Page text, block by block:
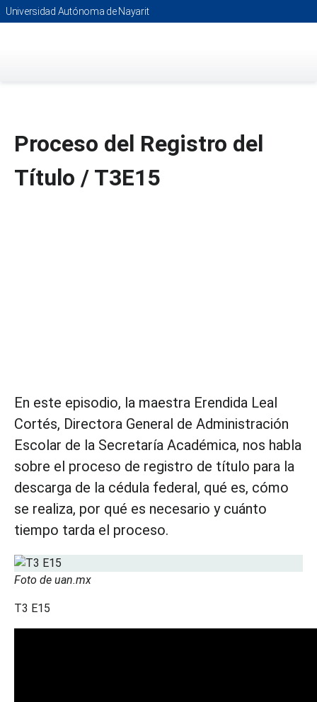
Saltar
al
Universidad Autónoma de Nayarit
Proceso del Registro del
Título / T3E15
En este episodio, la maestra Erendida Leal
Cortés, Directora General de Administración
Escolar de la Secretaría Académica, nos habla
sobre el proceso de registro de título para la
descarga de la cédula federal, qué es, cómo
se realiza, por qué es necesario y cuánto
tiempo tarda el proceso.
Foto de uan.mx
T3 E15